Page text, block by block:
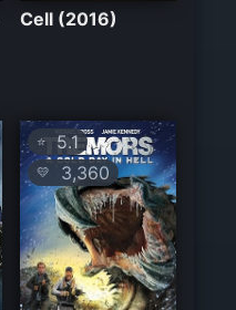
Cell (2016)
⭐ 5.1
💛 3,360